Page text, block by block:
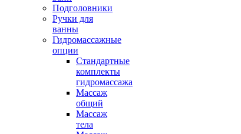
Подголовники
Ручки для
ванны
Гидромассажные
опции
Стандартные
комплекты
гидромассажа
Массаж
общий
Массаж
тела